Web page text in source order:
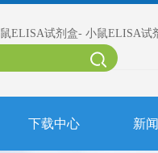
ELISA试剂盒- 小鼠ELISA试
下载中心 新